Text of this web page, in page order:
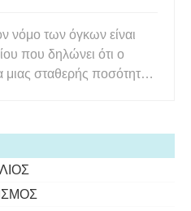
νόμο των όγκων είναι
που δηλώνει ότι ο
μιας σταθερής ποσότητας
Η μείωση της
στο μισό μειώνε